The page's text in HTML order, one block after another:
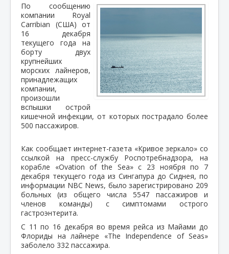
По сообщению
компании Royal
Carribian (США) от
16 декабря
текущего года на
борту двух
крупнейших
морских лайнеров,
принадлежащих
компании,
произошли
вспышки острой
кишечной инфекции, от которых пострадало более
500 пассажиров.
Как сообщает интернет-газета «Кривое зеркало» со
ссылкой на пресс-службу Роспотребнадзора, на
корабле «Ovation of the Sea» c 23 ноября по 7
декабря текущего года из Сингапура до Сиднея, по
информации NBC News, было зарегистрировано 209
больных (из общего числа 5547 пассажиров и
членов команды) с симптомами острого
гастроэнтерита.
С 11 по 16 декабря во время рейса из Майами до
Флориды на лайнере «The Independence of Seas»
заболело 332 пассажира.